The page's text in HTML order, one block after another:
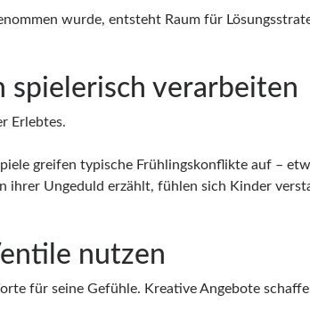
wurde, entsteht Raum für
spielerisch verarbeiten
Erlebtes.
greifen typische Frühlingskonflikte auf –
ihrer Ungeduld erzählt, fühlen sich Kinder
nutzen
für seine Gefühle. Kreative Angebote